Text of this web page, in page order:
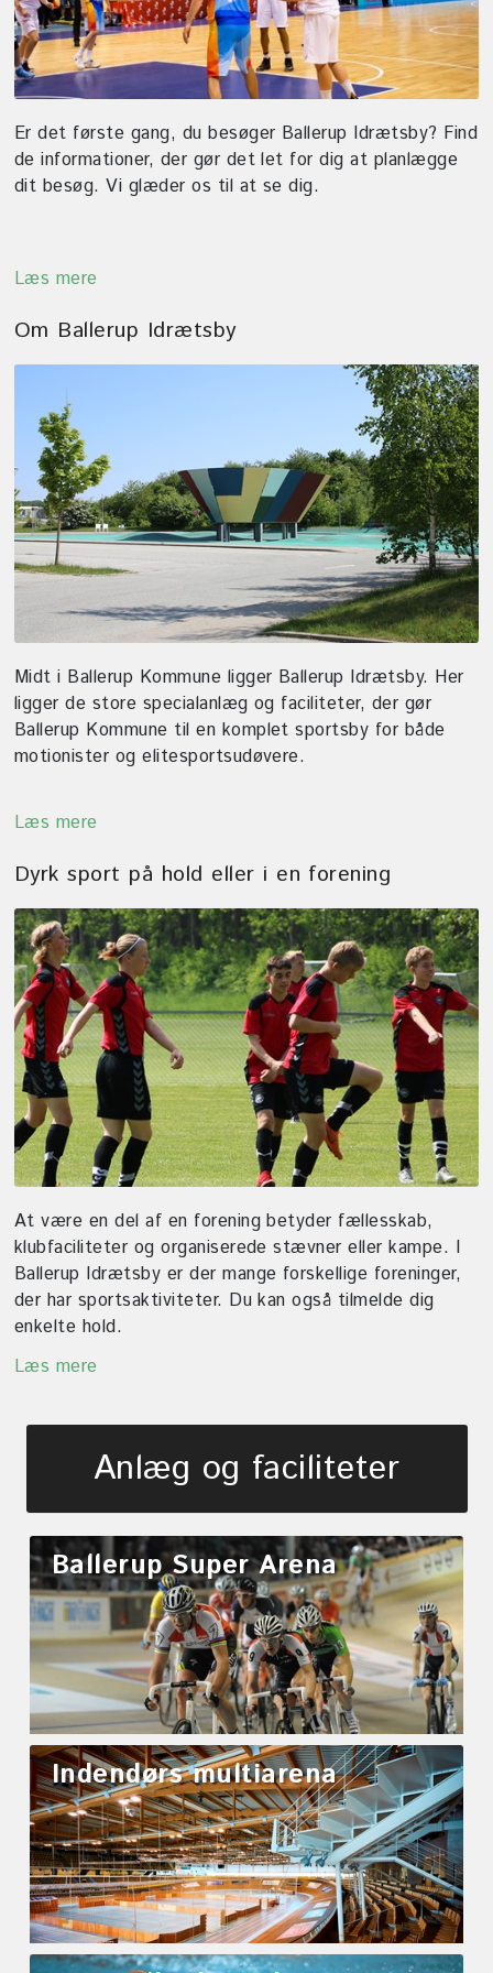
Er det første gang, du besøger Ballerup Idrætsby? Find
de informationer, der gør det let for dig at planlægge
dit besøg. Vi glæder os til at se dig.
Læs mere
Om Ballerup Idrætsby
Midt i Ballerup Kommune ligger Ballerup Idrætsby. Her
ligger de store specialanlæg og faciliteter, der gør
Ballerup Kommune til en komplet sportsby for både
motionister og elitesportsudøvere.
Læs mere
Dyrk sport på hold eller i en forening
At være en del af en forening betyder fællesskab,
klubfaciliteter og organiserede stævner eller kampe. I
Ballerup Idrætsby er der mange forskellige foreninger,
der har sportsaktiviteter. Du kan også tilmelde dig
enkelte hold.
Læs mere
Anlæg og faciliteter
Ballerup Super Arena
Indendørs multiarena
Fordeling af tider - Fodbold
East Kilbride Badet
Ballerup Atletik Stadion
Petanquebaner
Tapeten
aktiviteter
Cykellegeplads
Find vej
Takster - prisoversigt
Er noget i stykker?
Kontakt
Udviklingsplan for Måløv
Idrætspark